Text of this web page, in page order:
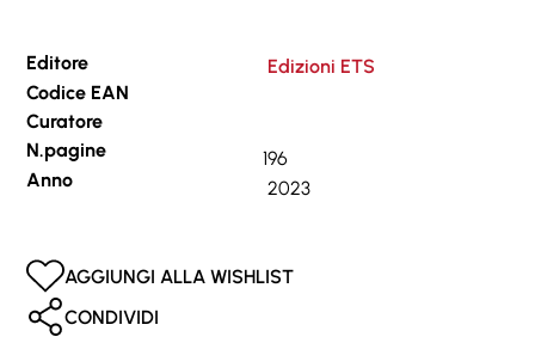
Editore
Edizioni ETS
Codice EAN
Curatore
N.pagine
196
Anno
2023
AGGIUNGI ALLA WISHLIST
CONDIVIDI